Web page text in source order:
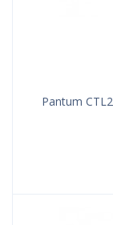
Pantum